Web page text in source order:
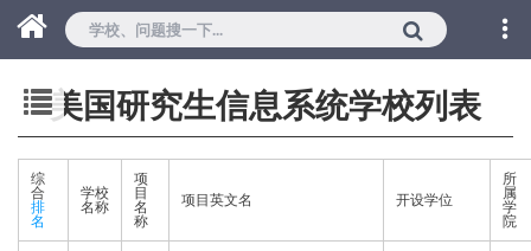
美国研究生信息系统学校列表
综
合
排
名
学校
名称
项
目
名
称
项目英文名 开设学位
所
属
学
院